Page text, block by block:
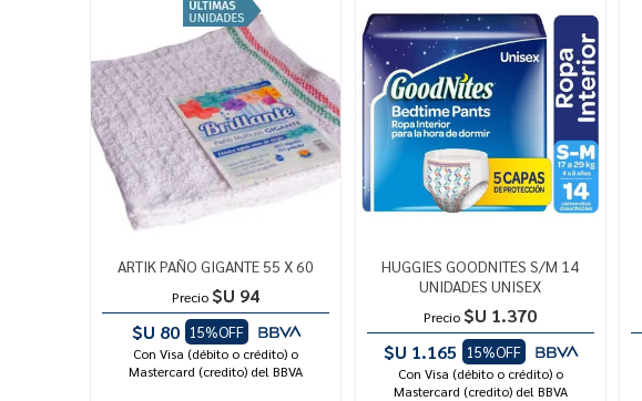
ARTIK PAÑO GIGANTE 55 X 60
Precio $U 94
$U 80
15%OFF
Con Visa (débito o crédito) o
Mastercard (credito) del BBVA
HUGGIES GOODNITES S/M 14
UNIDADES UNISEX
Precio $U 1.370
$U 1.165
15%OFF
Con Visa (débito o crédito) o
Mastercard (credito) del BBVA